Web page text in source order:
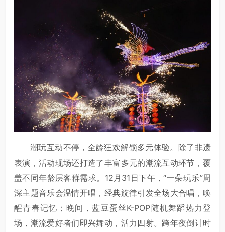
潮玩互动不停，全龄狂欢解锁多元体验。除了非遗
表演，活动现场还打造了丰富多元的潮流互动环节，覆
盖不同年龄层客群需求。12月31日下午，“一朵玩乐”周
深主题音乐会温情开唱，经典旋律引发全场大合唱，唤
醒青春记忆；晚间，蓝豆蛋丝K-POP随机舞蹈热力登
场，潮流爱好者们即兴舞动，活力四射。跨年夜倒计时